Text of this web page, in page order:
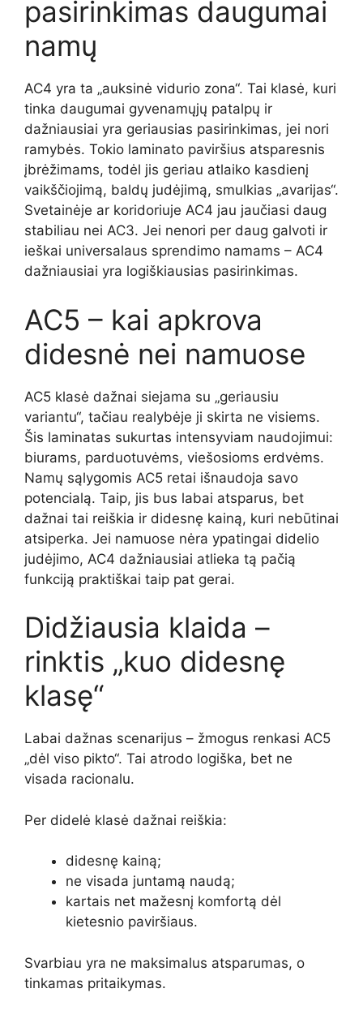
pasirinkimas daugumai
namų
AC4 yra ta „auksinė vidurio zona“. Tai klasė, kuri
tinka daugumai gyvenamųjų patalpų ir
dažniausiai yra geriausias pasirinkimas, jei nori
ramybės. Tokio laminato paviršius atsparesnis
įbrėžimams, todėl jis geriau atlaiko kasdienį
vaikščiojimą, baldų judėjimą, smulkias „avarijas“.
Svetainėje ar koridoriuje AC4 jau jaučiasi daug
stabiliau nei AC3. Jei nenori per daug galvoti ir
ieškai universalaus sprendimo namams – AC4
dažniausiai yra logiškiausias pasirinkimas.
AC5 – kai apkrova
didesnė nei namuose
AC5 klasė dažnai siejama su „geriausiu
variantu“, tačiau realybėje ji skirta ne visiems.
Šis laminatas sukurtas intensyviam naudojimui:
biurams, parduotuvėms, viešosioms erdvėms.
Namų sąlygomis AC5 retai išnaudoja savo
potencialą. Taip, jis bus labai atsparus, bet
dažnai tai reiškia ir didesnę kainą, kuri nebūtinai
atsiperka. Jei namuose nėra ypatingai didelio
judėjimo, AC4 dažniausiai atlieka tą pačią
funkciją praktiškai taip pat gerai.
Didžiausia klaida –
rinktis „kuo didesnę
klasę“
Labai dažnas scenarijus – žmogus renkasi AC5
„dėl viso pikto“. Tai atrodo logiška, bet ne
visada racionalu.
Per didelė klasė dažnai reiškia:
didesnę kainą;
ne visada juntamą naudą;
kartais net mažesnį komfortą dėl
kietesnio paviršiaus.
Svarbiau yra ne maksimalus atsparumas, o
tinkamas pritaikymas.